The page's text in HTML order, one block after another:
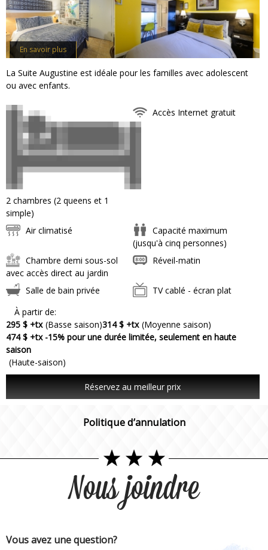
En savoir plus
La Suite Augustine est idéale pour les familles avec adolescent
ou avec enfants.
2 chambres (2 queens et 1
simple)
Accès Internet gratuit
Air climatisé
Capacité maximum
(jusqu'à cinq personnes)
Chambre demi sous-sol
avec accès direct au jardin
Réveil-matin
Salle de bain privée
TV cablé - écran plat
À partir de:
295 $ +tx (Basse saison)314 $ +tx (Moyenne saison)
474 $ +tx -15% pour une durée limitée, seulement en haute
saison
(Haute-saison)
Réservez au meilleur prix
Politique d’annulation
Nous joindre
Vous avez une question?